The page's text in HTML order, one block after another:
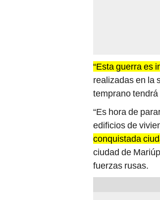
“Esta guerra es
realizadas en la
temprano tendrá
“Es hora de
edificios de
conquistada
ciudad de
fuerzas rusas.